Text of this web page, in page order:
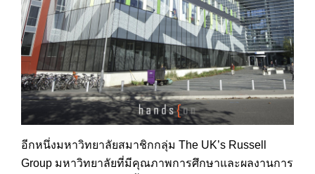
อีกหนึ่งมหาวิทยาลัยสมาชิกกลุ่ม The UK’s Russell
Group มหาวิทยาลัยที่มีคุณภาพการศึกษาและผลงานการ